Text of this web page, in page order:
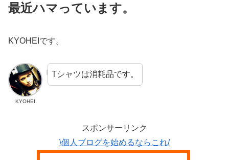
最近ハマっています。
KYOHEIです。
KYOHEI
Tシャツは消耗品です。
スポンサーリンク
\個人ブログを始めるならこれ/